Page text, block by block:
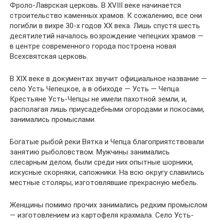
Фроло-Лаврская церковь. В XVIII веке начинается
строительство каменных храмов. К сожалению, все они
погибли в вихре 30-х годов XX века. Лишь спустя шесть
десятилетий началось возрождение чепецких храмов —
в центре современного города построена новая
Всехсвятская церковь.
В XIX веке в документах звучит официальное название —
село Усть Чепецкое, а в обиходе — Усть — Чепца.
Крестьяне Усть-Чепцы не имели пахотной земли, и,
располагая лишь приусадебными огородами и покосами,
занимались промыслами.
Богатые рыбой реки Вятка и Чепца благоприятствовали
занятию рыболовством. Мужчины занимались
слесарным делом, были среди них опытные шорники,
искусные скорняки, сапожники. На всю округу славились
местные столяры, изготовлявшие прекрасную мебель.
Женщины помимо прочих занимались редким промыслом
— изготовлением из картофеля крахмала. Село Усть-